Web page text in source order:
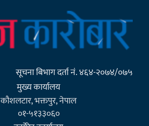
सूचना बिभाग दर्ता नं. ४६४-२०७४/०७५
मुख्य कार्यालय
कौशलटार, भक्तपुर, नेपाल
०१-५१३३०६०